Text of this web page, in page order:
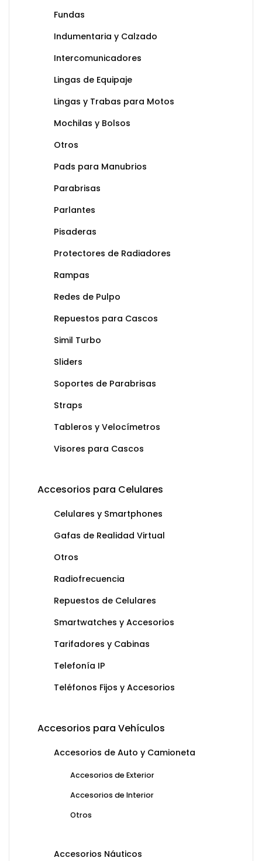
Fundas
Indumentaria y Calzado
Intercomunicadores
Lingas de Equipaje
Lingas y Trabas para Motos
Mochilas y Bolsos
Otros
Pads para Manubrios
Parabrisas
Parlantes
Pisaderas
Protectores de Radiadores
Rampas
Redes de Pulpo
Repuestos para Cascos
Simil Turbo
Sliders
Soportes de Parabrisas
Straps
Tableros y Velocímetros
Visores para Cascos
Accesorios para Celulares
Celulares y Smartphones
Gafas de Realidad Virtual
Otros
Radiofrecuencia
Repuestos de Celulares
Smartwatches y Accesorios
Tarifadores y Cabinas
Telefonía IP
Teléfonos Fijos y Accesorios
Accesorios para Vehículos
Accesorios de Auto y Camioneta
Accesorios de Exterior
Accesorios de Interior
Otros
Accesorios Náuticos